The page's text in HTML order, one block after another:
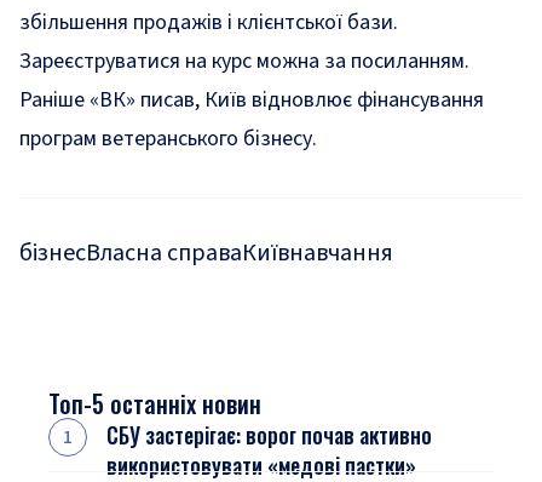
збільшення продажів і клієнтської бази.
Зареєструватися на курс можна за посиланням.
Раніше «ВК» писав, Київ відновлює фінансування
програм ветеранського бізнесу.
бізнесВласна справаКиївнавчання
Топ-5 останніх новин
СБУ застерігає: ворог почав активно
використовувати «медові пастки»